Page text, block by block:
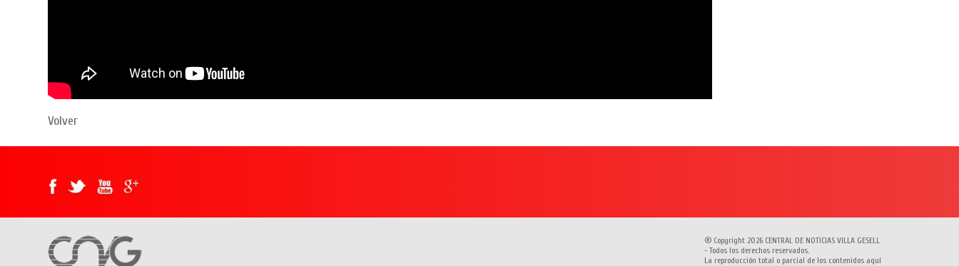
Volver
® Copyright 2026 CENTRAL DE NOTICIAS VILLA GESELL
- Todos los derechos reservados.
La reproducción total o parcial de los contenidos aquí